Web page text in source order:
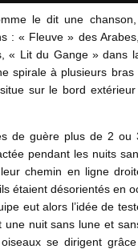
le dit une
: « Fleuve » des
« Lit du Gange » dans
spirale à plusieurs
sur le bord
de guère plus de 2
pendant les nuits
chemin en ligne
étaient désorientés en
eut alors l’idée de
nuit sans lune et
se dirigent